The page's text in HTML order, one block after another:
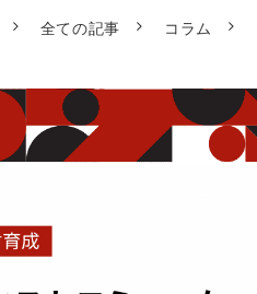
全ての記事 コラム